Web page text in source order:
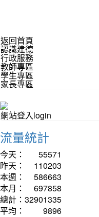
返回首頁
認識建德
行政服務
教師專區
學生專區
家長專區
網站登入login
流量統計
今天：
55571
昨天：
110203
本週：
586663
本月：
697858
總計： 32901335
平均：
9896